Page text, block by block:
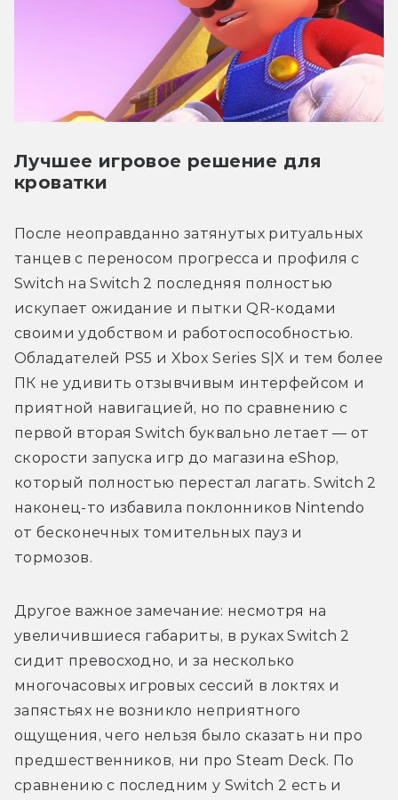
Лучшее игровое решение для
кроватки
После неоправданно затянутых ритуальных
танцев с переносом прогресса и профиля с
Switch на Switch 2 последняя полностью
искупает ожидание и пытки QR-кодами
своими удобством и работоспособностью.
Обладателей PS5 и Xbox Series S|X и тем более
ПК не удивить отзывчивым интерфейсом и
приятной навигацией, но по сравнению с
первой вторая Switch буквально летает — от
скорости запуска игр до магазина eShop,
который полностью перестал лагать. Switch 2
наконец-то избавила поклонников Nintendo
от бесконечных томительных пауз и
тормозов.
Другое важное замечание: несмотря на
увеличившиеся габариты, в руках Switch 2
сидит превосходно, и за несколько
многочасовых игровых сессий в локтях и
запястьях не возникло неприятного
ощущения, чего нельзя было сказать ни про
предшественников, ни про Steam Deck. По
сравнению с последним у Switch 2 есть и